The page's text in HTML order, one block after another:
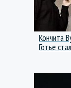
Кончита
Готье